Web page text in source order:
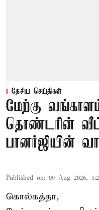
தேசிய செய்திகள்
மேற்கு
தொண்டரின்
பானர்ஜியின்
Published on: 09 Aug 2026,
கொல்கத்தா,